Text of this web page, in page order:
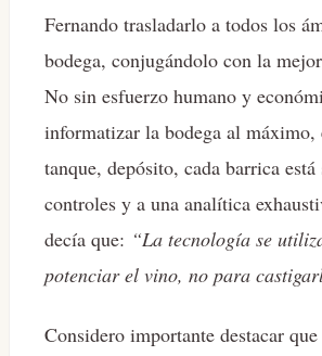
Fernando trasladarlo a todos los
bodega, conjugándolo con la
No sin esfuerzo humano y
informatizar la bodega al máximo,
tanque, depósito, cada barrica está
controles y a una analítica
decía que: “La tecnología se
potenciar el vino, no para
Considero importante destacar que